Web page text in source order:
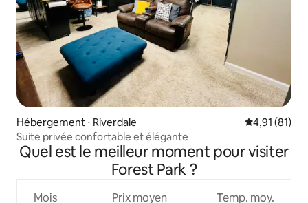
Hébergement ⋅ Riverdale Évaluation
4,91 (81)
Suite privée confortable et élégante
Quel est le meilleur moment pour visiter
Forest Park ?
Mois Prix moyen Temp. moy.